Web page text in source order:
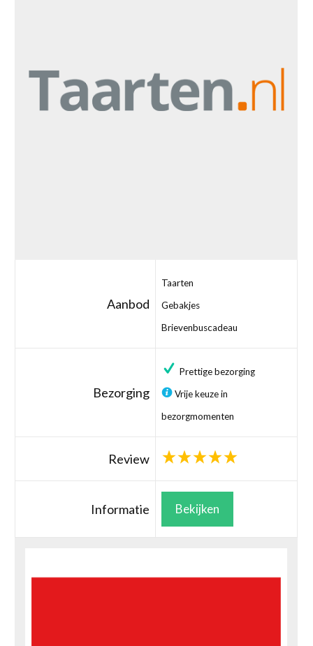
Aanbod
Taarten
Gebakjes
Brievenbuscadeau
Bezorging
Prettige bezorging
Vrije keuze in
bezorgmomenten
Review
Informatie Bekijken